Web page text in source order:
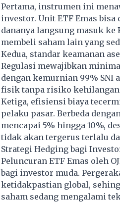
Pertama, instrumen ini
investor. Unit ETF Emas
dananya langsung masuk
membeli saham lain yang
Kedua, standar keamanan
Regulasi mewajibkan
dengan kemurnian 99% SNI
fisik tanpa risiko kehilangan
Ketiga, efisiensi biaya
pelaku pasar. Berbeda
mencapai 5% hingga 10%,
tidak akan tergerus terlalu
Strategi Hedging bagi
Peluncuran ETF Emas oleh
bagi investor muda.
ketidakpastian global,
saham sedang mengalami